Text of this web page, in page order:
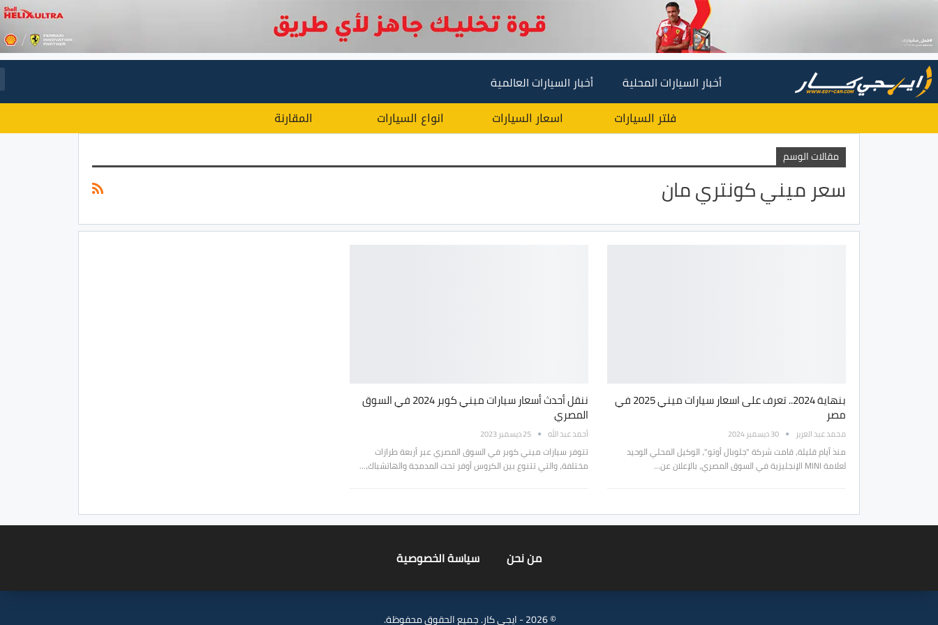
أخبار السيارات المحلية أخبار السيارات العالمية
فلتر السيارات اسعار السيارات انواع السيارات المقارنة
مقالات الوسم
سعر ميني كونتري مان
بنهاية 2024.. تعرف على اسعار سيارات ميني 2025 في
مصر
محمد عبد العزيز 30 ديسمبر 2024
منذ أيام قليلة، قامت شركة "جلوبال أوتو"، الوكيل المحلي الوحيد
لعلامة MINI الإنجليزية في السوق المصري، بالإعلان عن…
ننقل أحدث أسعار سيارات ميني كوبر 2024 في السوق
المصري
أحمد عبد الله 25 ديسمبر 2023
تتوفر سيارات ميني كوبر في السوق المصري عبر أربعة طرازات
مختلفة، والتي تتنوع بين الكروس أوفر تحت المدمجة والهاتشباك،…
من نحن سياسة الخصوصية
© 2026 - ايجي كار. جميع الحقوق محفوظة.